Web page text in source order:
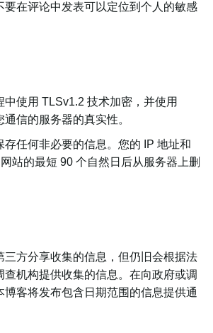
要在评论中发表可以定位到个人的敏感
使用 TLSv1.2 技术加密，并使用
信的服务器的真实性。
存任何非必要的信息。您的 IP 地址和
站的最短 90 个自然日后从服务器上删
三方分享收集的信息，但仍旧会根据法
查机构提供收集的信息。在向政府或调
博客将发布包含日期范围的信息提供通